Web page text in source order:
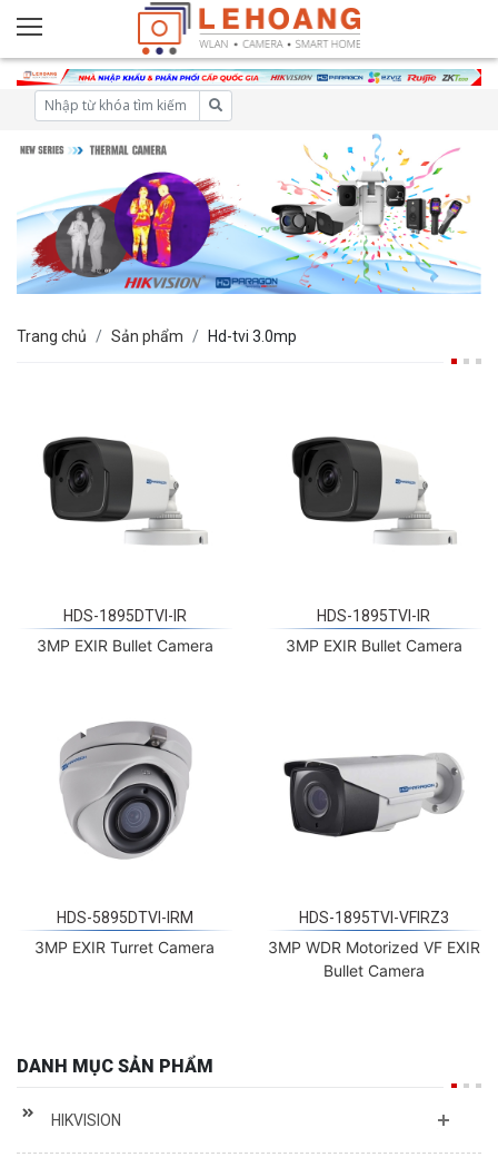
Trang chủ Sản phẩm Hd-tvi 3.0mp
HDS-1895DTVI-IR
3MP EXIR Bullet Camera
HDS-1895TVI-IR
3MP EXIR Bullet Camera
HDS-5895DTVI-IRM
3MP EXIR Turret Camera
HDS-1895TVI-VFIRZ3
3MP WDR Motorized VF EXIR
Bullet Camera
DANH MỤC SẢN PHẨM
HIKVISION